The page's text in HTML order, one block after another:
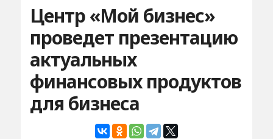
Центр «Мой бизнес»
проведет презентацию
актуальных
финансовых продуктов
для бизнеса